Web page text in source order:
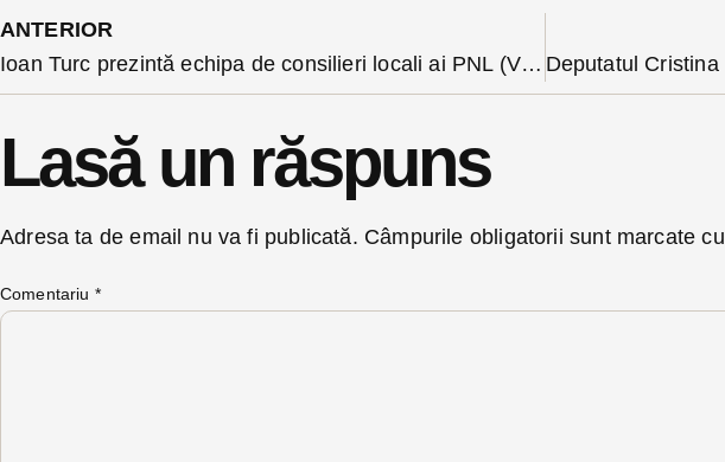
ANTERIOR
Ioan Turc prezintă echipa de consilieri locali ai PNL (VIDEO)
Lasă un răspuns
Adresa ta de email nu va fi publicată. Câmpurile obligatorii sunt marcate cu
Comentariu *